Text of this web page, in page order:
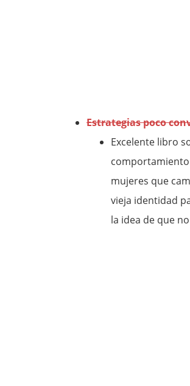
Estrategias poco
Excelente libro
mujeres que
vieja identidad
la idea de que